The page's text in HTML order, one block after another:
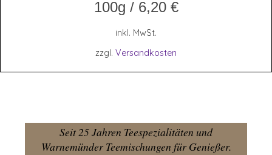
100g / 6,20 €
inkl. MwSt.
zzgl. Versandkosten
Seit 25 Jahren Teespezialitäten und
Warnemünder Teemischungen für Genießer.